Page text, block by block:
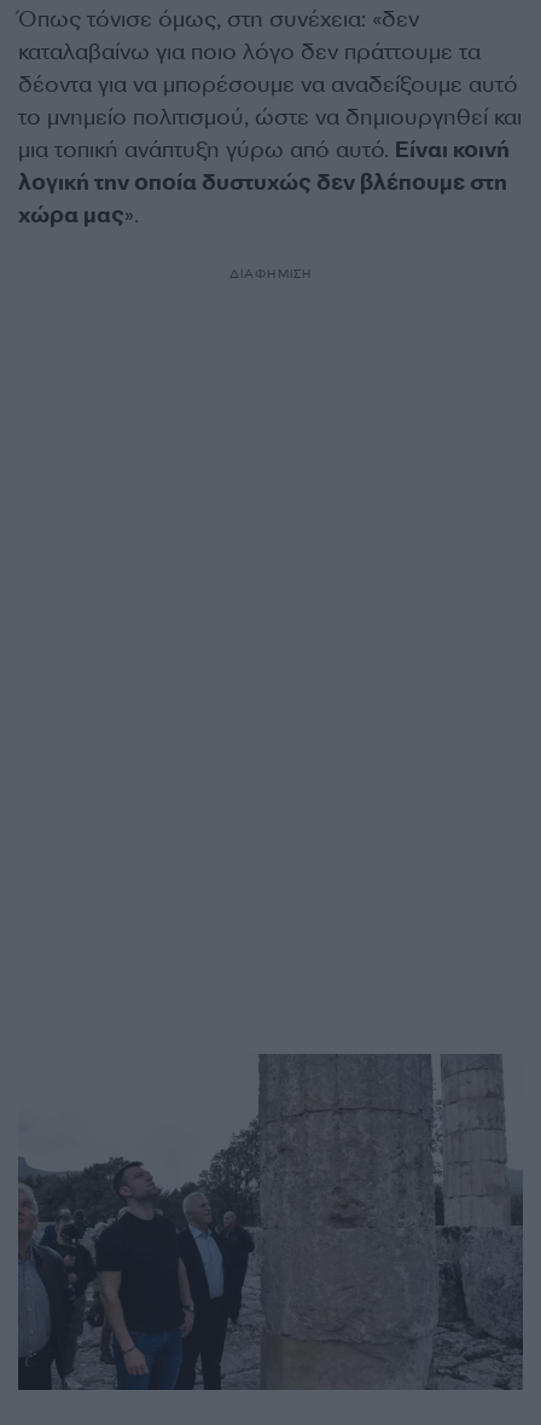
Όπως τόνισε όμως, στη συνέχεια: «δεν
καταλαβαίνω για ποιο λόγο δεν πράττουμε τα
δέοντα για να μπορέσουμε να αναδείξουμε αυτό
το μνημείο πολιτισμού, ώστε να δημιουργηθεί και
μια τοπική ανάπτυξη γύρω από αυτό. Είναι κοινή
λογική την οποία δυστυχώς δεν βλέπουμε στη
χώρα μας».
ΔΙΑΦΗΜΙΣΗ